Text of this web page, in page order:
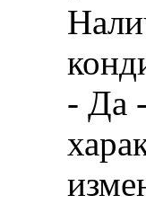
- Да